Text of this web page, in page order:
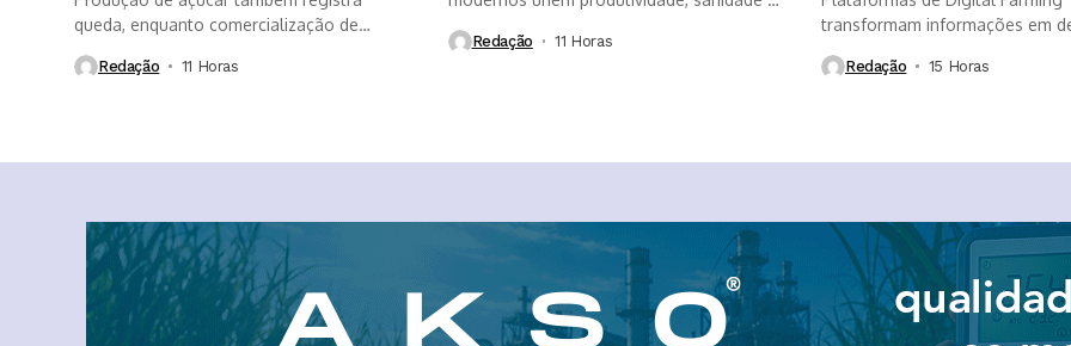
queda, enquanto comercialização de
Redação 11 Horas ⁮
Redação 11 Horas ⁮
transformam informações em
Redação 15 Horas ⁮